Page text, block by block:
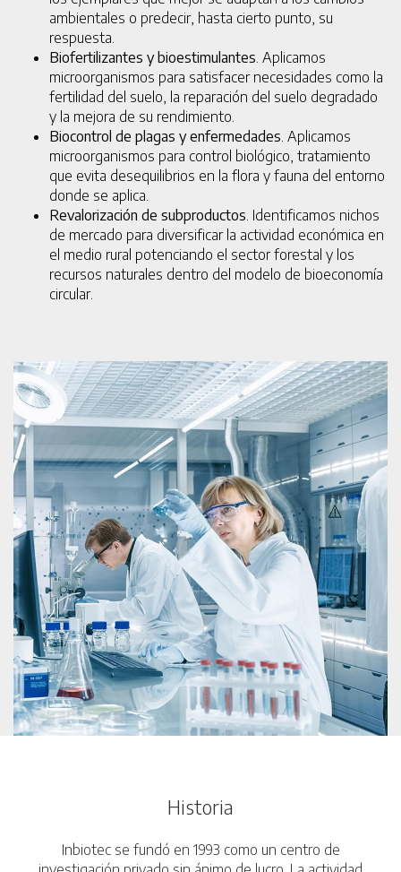
ambientales o predecir, hasta cierto punto, su
respuesta.
Biofertilizantes y bioestimulantes. Aplicamos
microorganismos para satisfacer necesidades como la
fertilidad del suelo, la reparación del suelo degradado
y la mejora de su rendimiento.
Biocontrol de plagas y enfermedades. Aplicamos
microorganismos para control biológico, tratamiento
que evita desequilibrios en la flora y fauna del entorno
donde se aplica.
Revalorización de subproductos. Identificamos nichos
de mercado para diversificar la actividad económica en
el medio rural potenciando el sector forestal y los
recursos naturales dentro del modelo de bioeconomía
circular.
Historia
Inbiotec se fundó en 1993 como un centro de